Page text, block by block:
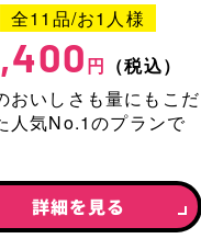
全11品/お1人様
円 （税込）
おいしさも量にもこだ
人気No.1のプランで
詳細を見る